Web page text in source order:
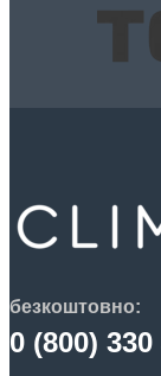
безкоштовно:
0 (800) 330